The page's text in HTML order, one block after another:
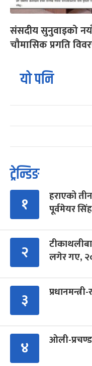
संसदीय सुनुवाइको
चौमासिक प्रगति
यो पनि
ट्रेन्डिङ
१
हराएको
पूर्वमेयर सिंह
२
लगेर गए, २०
३
४ ओली-